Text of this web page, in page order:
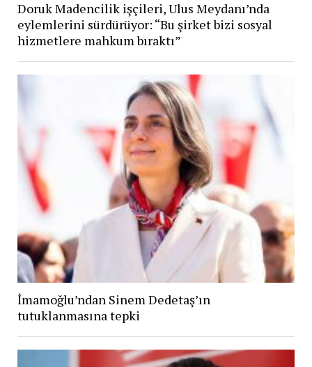
Doruk Madencilik işçileri, Ulus Meydanı’nda
eylemlerini sürdürüyor: “Bu şirket bizi sosyal
hizmetlere mahkum bıraktı”
İmamoğlu’ndan Sinem Dedetaş’ın
tutuklanmasına tepki